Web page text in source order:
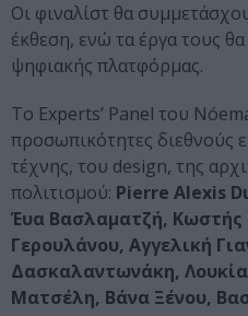
Οι φιναλίστ θα
έκθεση, ενώ τα έργα τους
ψηφιακής πλατφόρμας.
Το Experts’ Panel του
προσωπικότητες διεθνούς
τέχνης, του design, της
πολιτισμού: Pierre Alexis
Έυα Βασλαματζή, Κωστής
Γερουλάνου, Αγγελική
Δασκαλαντωνάκη,
Ματσέλη, Βάνα Ξένου,